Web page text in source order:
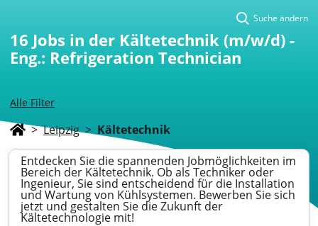
Alle Filter
Suche ändern
16 Jobs in der Kältetechnik (m/w/d) -
Eng.: Refrigeration Technician
> Leipzig > Kältetechnik
Entdecken Sie die spannenden Jobmöglichkeiten im
Bereich der Kältetechnik. Ob als Techniker oder
Ingenieur, Sie sind entscheidend für die Installation
und Wartung von Kühlsystemen. Bewerben Sie sich
jetzt und gestalten Sie die Zukunft der
Kältetechnologie mit!